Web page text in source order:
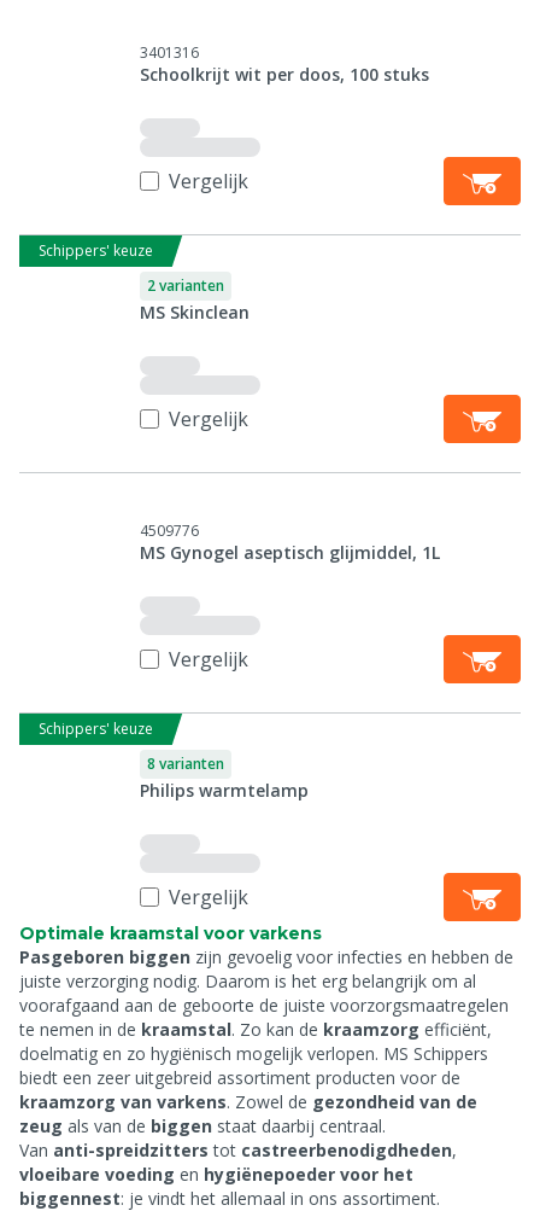
3401316
Schoolkrijt wit per doos, 100 stuks
Vergelijk
Schippers' keuze
2 varianten
MS Skinclean
Vergelijk
4509776
MS Gynogel aseptisch glijmiddel, 1L
Vergelijk
Schippers' keuze
8 varianten
Philips warmtelamp
Vergelijk
Optimale kraamstal voor varkens
Pasgeboren biggen zijn gevoelig voor infecties en hebben de
juiste verzorging nodig. Daarom is het erg belangrijk om al
voorafgaand aan de geboorte de juiste voorzorgsmaatregelen
te nemen in de kraamstal. Zo kan de kraamzorg efficiënt,
doelmatig en zo hygiënisch mogelijk verlopen. MS Schippers
biedt een zeer uitgebreid assortiment producten voor de
kraamzorg van varkens. Zowel de gezondheid van de
zeug als van de biggen staat daarbij centraal.
Van anti-spreidzitters tot castreerbenodigdheden,
vloeibare voeding en hygiënepoeder voor het
biggennest: je vindt het allemaal in ons assortiment.